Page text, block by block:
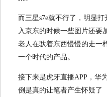
而三星s7e就不行了，明显
入京东的时候一些图片还要
老人在驮着东西慢慢的走一
一个时代的产品。
接下来是虎牙直播APP，华
倒是真的让笔者产生怀疑了